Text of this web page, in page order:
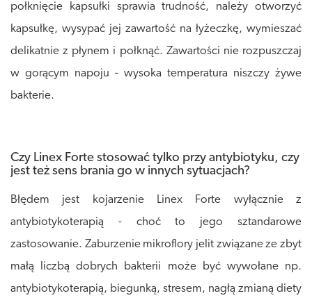
połknięcie kapsułki sprawia trudność, należy otworzyć
kapsułkę, wysypać jej zawartość na łyżeczkę, wymieszać
delikatnie z płynem i połknąć. Zawartości nie rozpuszczaj
w gorącym napoju - wysoka temperatura niszczy żywe
bakterie.
Czy Linex Forte stosować tylko przy antybiotyku, czy
jest też sens brania go w innych sytuacjach?
Błędem jest kojarzenie Linex Forte wyłącznie z
antybiotykoterapią - choć to jego sztandarowe
zastosowanie. Zaburzenie mikroflory jelit związane ze zbyt
małą liczbą dobrych bakterii może być wywołane np.
antybiotykoterapią, biegunką, stresem, nagłą zmianą diety